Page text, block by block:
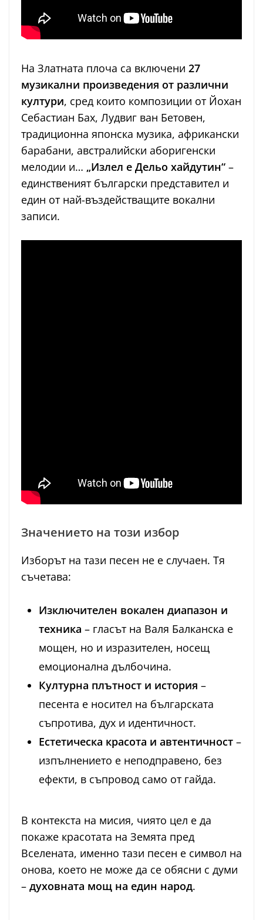
На Златната плоча са включени 27
музикални произведения от различни
култури, сред които композиции от Йохан
Себастиан Бах, Лудвиг ван Бетовен,
традиционна японска музика, африкански
барабани, австралийски аборигенски
мелодии и… „Излел е Дельо хайдутин“ –
единственият български представител и
един от най-въздействащите вокални
записи.
Значението на този избор
Изборът на тази песен не е случаен. Тя
съчетава:
Изключителен вокален диапазон и
техника – гласът на Валя Балканска е
мощен, но и изразителен, носещ
емоционална дълбочина.
Културна плътност и история –
песента е носител на българската
съпротива, дух и идентичност.
Естетическа красота и автентичност –
изпълнението е неподправено, без
ефекти, в съпровод само от гайда.
В контекста на мисия, чиято цел е да
покаже красотата на Земята пред
Вселената, именно тази песен е символ на
онова, което не може да се обясни с думи
– духовната мощ на един народ.